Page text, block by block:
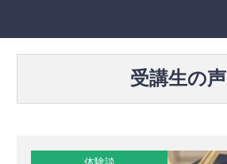
受講生の声